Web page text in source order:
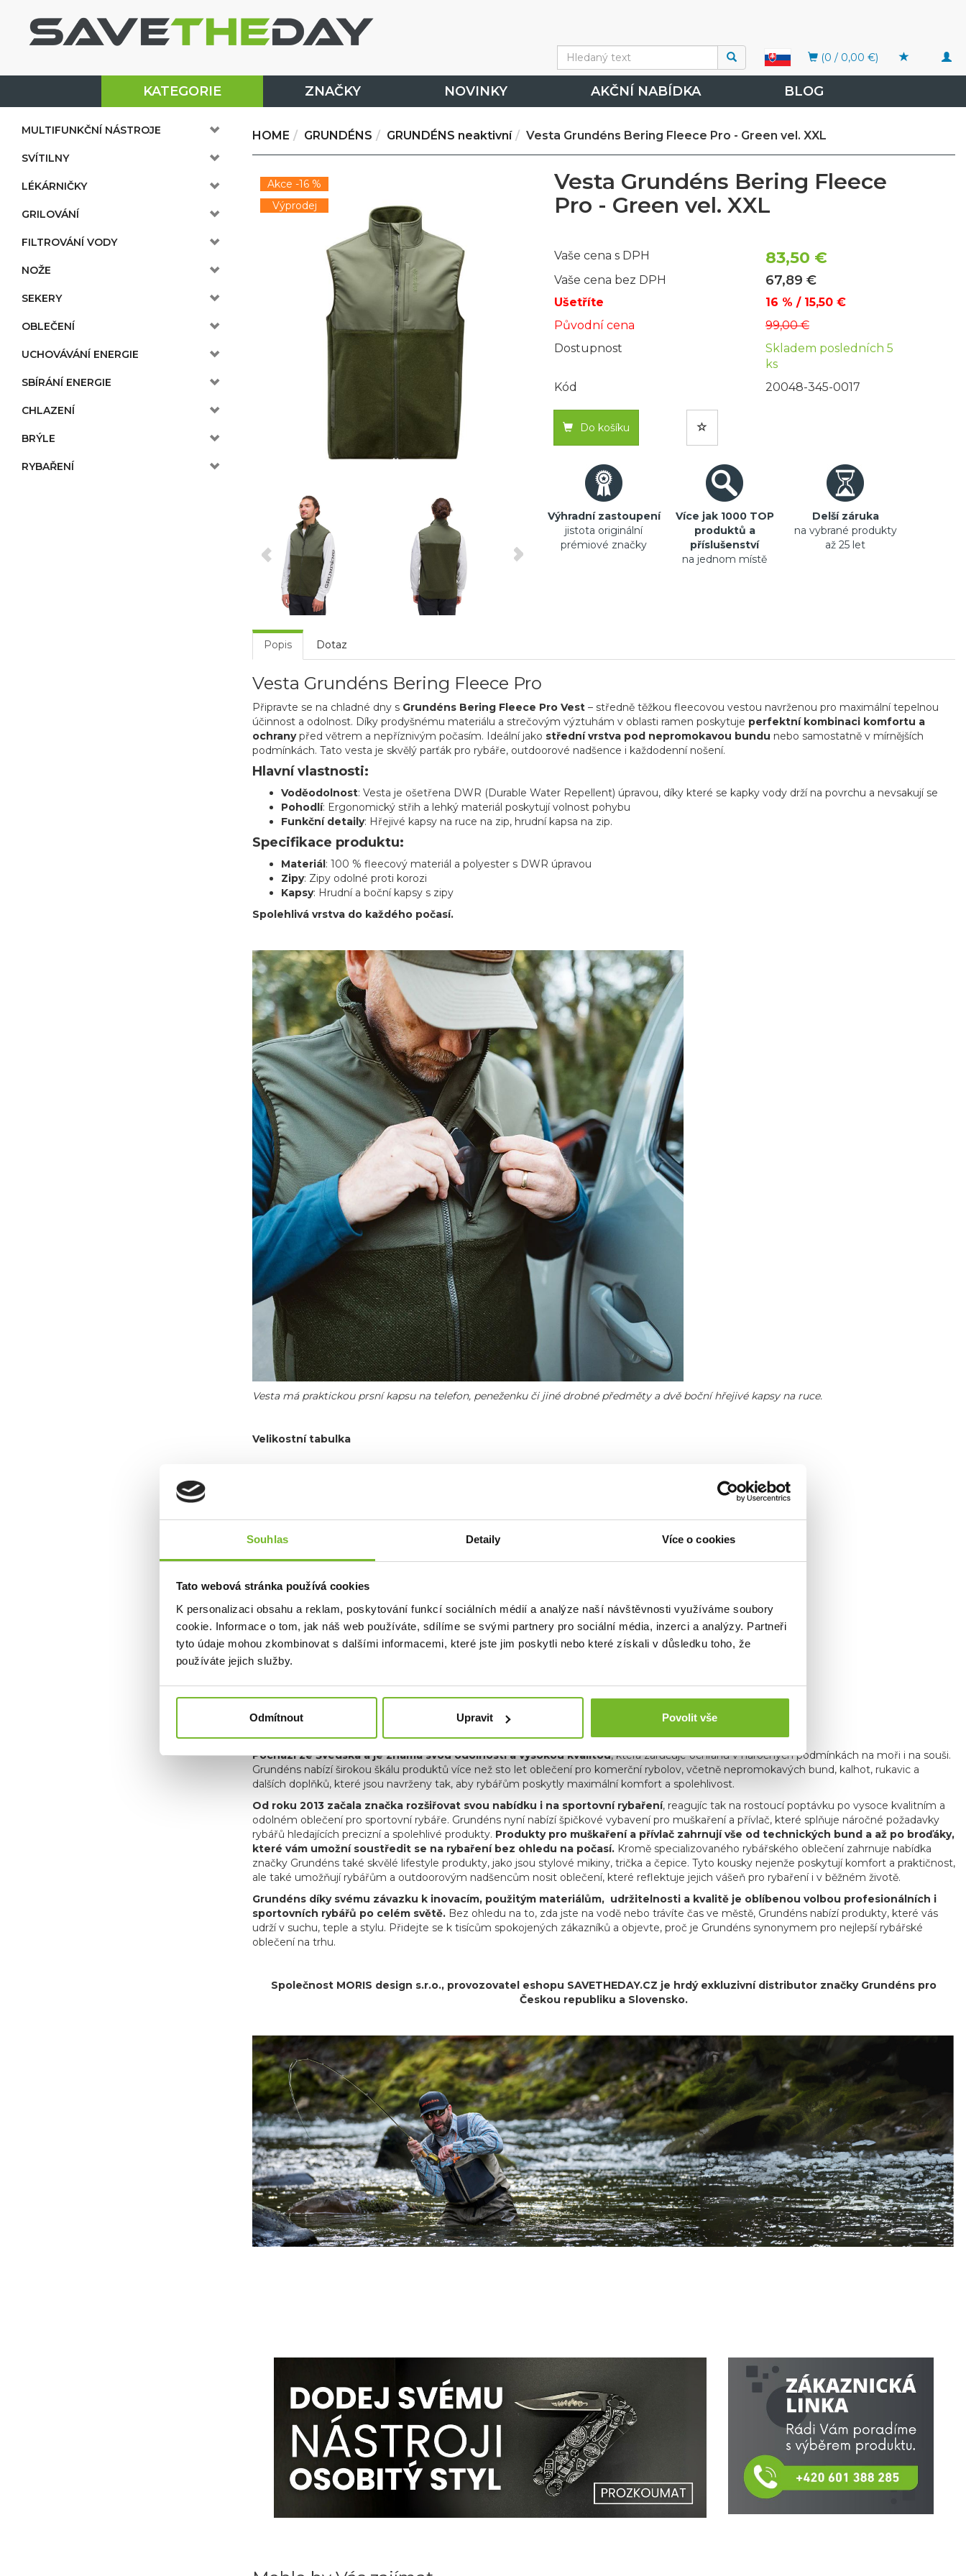
Souhlas Detaily Více o cookies
Tato webová stránka používá cookies
K personalizaci obsahu a reklam, poskytování funkcí sociálních médií a analýze naší návštěvnosti využíváme soubory
cookie. Informace o tom, jak náš web používáte, sdílíme se svými partnery pro sociální média, inzerci a analýzy. Partneři
tyto údaje mohou zkombinovat s dalšími informacemi, které jste jim poskytli nebo které získali v důsledku toho, že
používáte jejich služby.
Odmítnout Upravit Povolit vše
(0 / 0,00 €)
KATEGORIE ZNAČKY NOVINKY AKČNÍ NABÍDKA BLOG
MULTIFUNKČNÍ NÁSTROJE
SVÍTILNY
LÉKÁRNIČKY
GRILOVÁNÍ
FILTROVÁNÍ VODY
NOŽE
SEKERY
OBLEČENÍ
UCHOVÁVÁNÍ ENERGIE
SBÍRÁNÍ ENERGIE
CHLAZENÍ
BRÝLE
RYBAŘENÍ
HOME GRUNDÉNS GRUNDÉNS neaktivní Vesta Grundéns Bering Fleece Pro - Green vel. XXL
Akce -16 %
Výprodej
Vesta Grundéns Bering Fleece
Pro - Green vel. XXL
Vaše cena s DPH 83,50 €
Vaše cena bez DPH 67,89 €
Ušetříte
16 % / 15,50 €
Původní cena
99,00 €
Dostupnost
Skladem posledních 5
ks
Kód
20048-345-0017
Do košíku
Výhradní zastoupení
jistota originální
prémiové značky
Více jak 1000 TOP
produktů a
příslušenství
na jednom místě
Delší záruka
na vybrané produkty
až 25 let
Popis Dotaz
Vesta Grundéns Bering Fleece Pro
Připravte se na chladné dny s Grundéns Bering Fleece Pro Vest – středně těžkou fleecovou vestou navrženou pro maximální tepelnou
účinnost a odolnost. Díky prodyšnému materiálu a strečovým výztuhám v oblasti ramen poskytuje perfektní kombinaci komfortu a
ochranypřed větrem a nepříznivým počasím. Ideální jako střední vrstva pod nepromokavou bundu nebo samostatně v mírnějších
podmínkách. Tato vesta je skvělý parťák pro rybáře, outdoorové nadšence i každodenní nošení.
Hlavní vlastnosti:
Voděodolnost: Vesta je ošetřena DWR (Durable Water Repellent) úpravou, díky které se kapky vody drží na povrchu a nevsakují se
Pohodlí: Ergonomický střih a lehký materiál poskytují volnost pohybu
Funkční detaily: Hřejivé kapsy na ruce na zip, hrudní kapsa na zip.
Specifikace produktu:
Materiál: 100 % fleecový materiál a polyester s DWR úpravou
Zipy: Zipy odolné proti korozi
Kapsy: Hrudní a boční kapsy s zipy
Spolehlivá vrstva do každého počasí.
Vesta má praktickou prsní kapsu na telefon, peneženku či jiné drobné předměty a dvě boční hřejivé kapsy na ruce.
Velikostní tabulka
O ZNAČCE
Grundéns je renomovaná značka rybářského oblečení s bohatou historií sahající až do roku 1911.
Pochází ze Švédska a je známá svou odolností a vysokou kvalitou, která zaručuje ochranu v náročných podmínkách na moři i na souši.
Grundéns nabízí širokou škálu produktů více než sto let oblečení pro komerční rybolov, včetně nepromokavých bund, kalhot, rukavic a
dalších doplňků, které jsou navrženy tak, aby rybářům poskytly maximální komfort a spolehlivost.
Od roku 2013 začala značka rozšiřovat svou nabídku i na sportovní rybaření, reagujíc tak na rostoucí poptávku po vysoce kvalitním a
odolném oblečení pro sportovní rybáře. Grundéns nyní nabízí špičkové vybavení pro muškaření a přívlač, které splňuje náročné požadavky
rybářů hledajících precizní a spolehlivé produkty. Produkty pro muškaření a přívlač zahrnují vše od technických bund a až po broďáky,
které vám umožní soustředit se na rybaření bez ohledu na počasí. Kromě specializovaného rybářského oblečení zahrnuje nabídka
značky Grundéns také skvělé lifestyle produkty, jako jsou stylové mikiny, trička a čepice. Tyto kousky nejenže poskytují komfort a praktičnost,
ale také umožňují rybářům a outdoorovým nadšencům nosit oblečení, které reflektuje jejich vášeň pro rybaření i v běžném životě.
Grundéns díky svému závazku k inovacím, použitým materiálům, udržitelnosti a kvalitě je oblíbenou volbou profesionálních i
sportovních rybářů po celém světě. Bez ohledu na to, zda jste na vodě nebo trávíte čas ve městě, Grundéns nabízí produkty, které vás
udrží v suchu, teple a stylu. Přidejte se k tisícům spokojených zákazníků a objevte, proč je Grundéns synonymem pro nejlepší rybářské
oblečení na trhu.
Společnost MORIS design s.r.o., provozovatel eshopu SAVETHEDAY.CZ je hrdý exkluzivní distributor značky Grundéns pro
Českou republiku a Slovensko.